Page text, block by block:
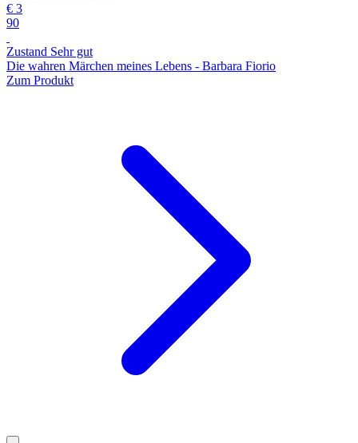
€ 3
90
Zustand Sehr gut
Die wahren Märchen meines Lebens - Barbara Fiorio
Zum Produkt